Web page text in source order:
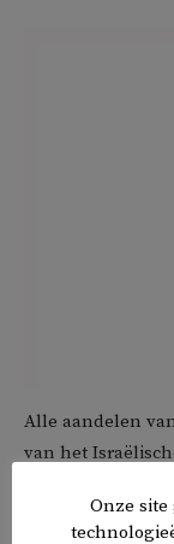
Alle aandelen
van het
sluiten ook
Onze